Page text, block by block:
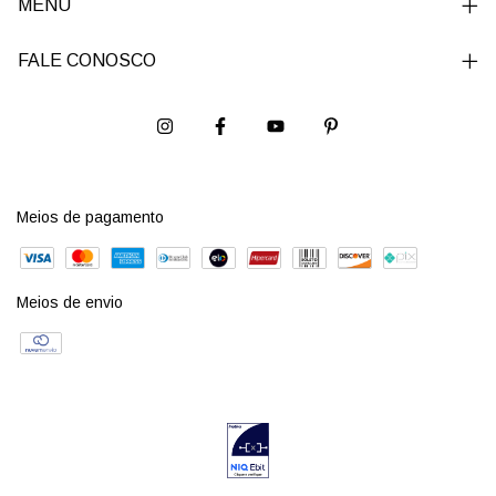
MENU
FALE CONOSCO
Meios de pagamento
Meios de envio